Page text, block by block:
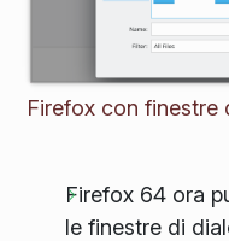
Firefox con finestre
Firefox 64 ora
le finestre di